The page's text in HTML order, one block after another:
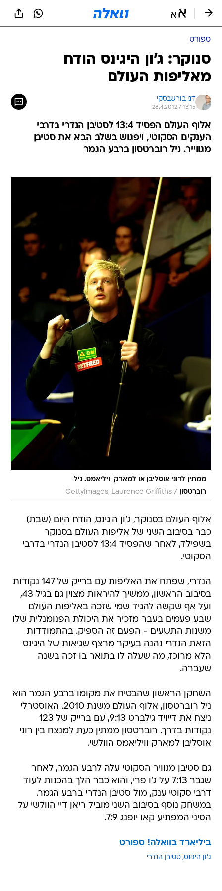
ספורט
סנוקר: ג'ון היגינס הודח
מאליפות העולם
דני בורשבסקי
28.4.2012 / 13:15
אלוף העולם הפסיד 13:4 לסטיבן הנדרי בדרבי
הענקים הסקוטי, ויפגוש בשלב הבא את סטיבן
מגווייר. ניל רוברטסון ברבע הגמר
ממתין לרוני אוסליבן או למארק וויליאמס. ניל
רוברטסון
/
GettyImages, Laurence Griffiths
אלוף העולם בסנוקר, ג'ון היגינס, הודח היום (שבת)
כבר בסיבוב השני של אליפות העולם בסנוקר
בשפילד, לאחר שהפסיד 13:4 לסטיבן הנדרי בדרבי
הסקוטי.
הנדרי, שפתח את האליפות עם ברייק של 147 נקודות
בסיבוב הראשון, ממשיך להיראות מצוין גם בגיל 43,
ועל אף שקשה להגיד שמי שזכה באליפות העולם
שבע פעמים בעבר מזכיר את היכולת הפנומנלית שלו
משנות התשעים - הפעם זה הספיק. בהתמודדות
הזאת הנדרי נהנה בעיקר מרצף שגיאות של היגינס
הלא מרוכז, מה שעלה לו בתואר בו זכה בשנה
שעברה.
השחקן הראשון שהבטיח את מקומו ברבע הגמר הוא
ניל רוברטסון, אלוף העולם משנת 2010. האוסטרלי
ניצח את דייויד גילברט 9:13, עם ברייק של 123
נקודות בדרך. רוברטסון ממתין כעת למנצח בין רוני
אוסליבן למארק וויליאמס הוולשי.
גם סטיבן מגוויר הסקוטי עלה לרבע הגמר, לאחר
שגבר 7:13 על ג'ו פרי, והוא כבר הלך בהכנות לעוד
דרבי סקוטי ענק, מול סטיבן הנדרי ברבע הגמר.
במשחק נוסף בסיבוב השני מוביל ריאן דיי הוולשי על
הסיני המפתיע קאו יופנג 7:9.
ביליארד בוואלה! ספורט
ג'ון היגינס סטיבן הנדרי